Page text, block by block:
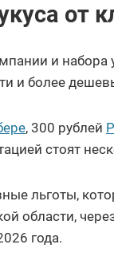
от
и
и более
, 300 рублей
стоят
льготы,
области,
года.